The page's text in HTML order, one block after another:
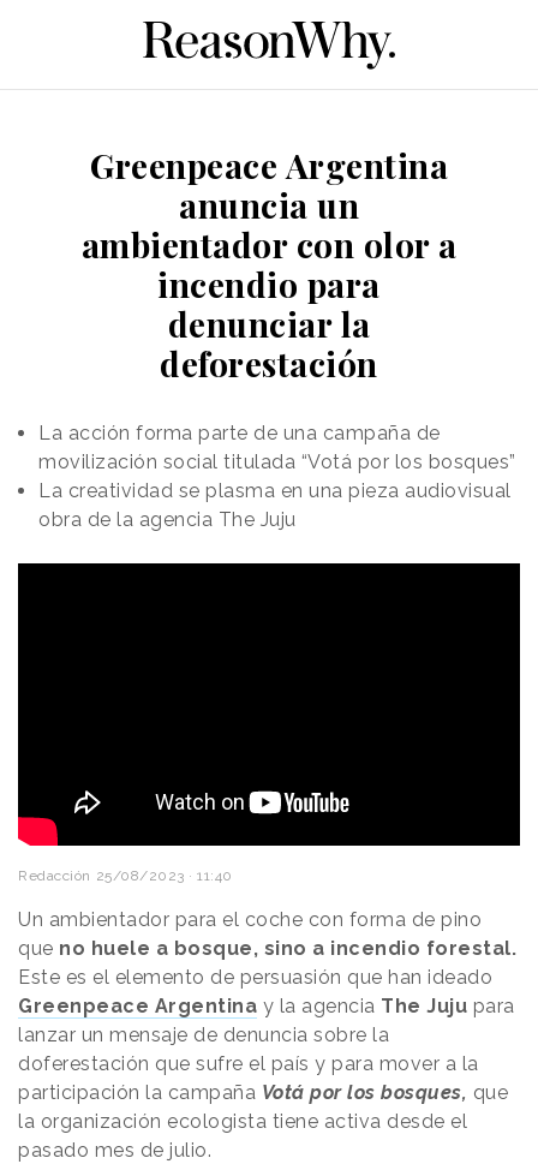
Greenpeace Argentina
anuncia un
ambientador con olor a
incendio para
denunciar la
deforestación
La acción forma parte de una campaña de
movilización social titulada “Votá por los bosques”
La creatividad se plasma en una pieza audiovisual
obra de la agencia The Juju
Redacción 25/08/2023 · 11:40
Un ambientador para el coche con forma de pino
que no huele a bosque, sino a incendio forestal.
Este es el elemento de persuasión que han ideado
Greenpeace Argentina y la agencia The Juju para
lanzar un mensaje de denuncia sobre la
doferestación que sufre el país y para mover a la
participación la campaña Votá por los bosques, que
la organización ecologista tiene activa desde el
pasado mes de julio.